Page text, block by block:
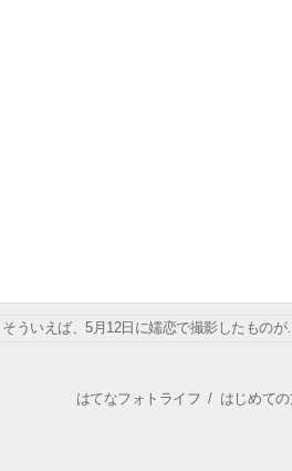
そういえば、5月12日に嬬恋で撮影したもの
はてなフォトライフ / はじめて